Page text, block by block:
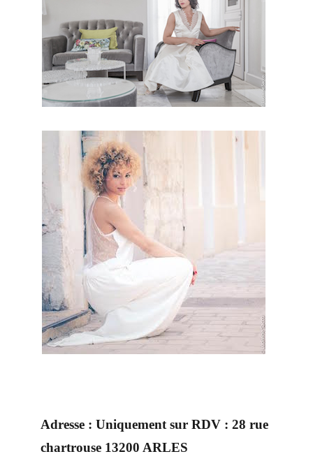
Adresse : Uniquement sur RDV : 28 rue
chartrouse 13200 ARLES